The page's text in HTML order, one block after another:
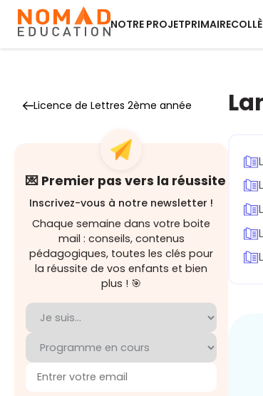
NOTRE PROJETPRIMAIRE
Licence de Lettres 2ème année
💌 Premier pas vers la réussite
Inscrivez-vous à notre newsletter !
Chaque semaine dans votre boite
mail : conseils, contenus
pédagogiques, toutes les clés pour
la réussite de vos enfants et bien
plus ! 🎯